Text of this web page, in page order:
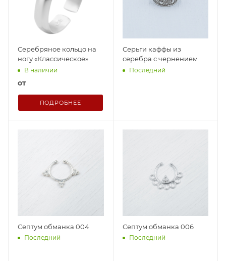
Серебряное кольцо на
ногу «Классическое»
В наличии
от
ПОДРОБНЕЕ
Серьги каффы из
серебра с чернением
Последний
Септум обманка 004
Последний
Септум обманка 006
Последний